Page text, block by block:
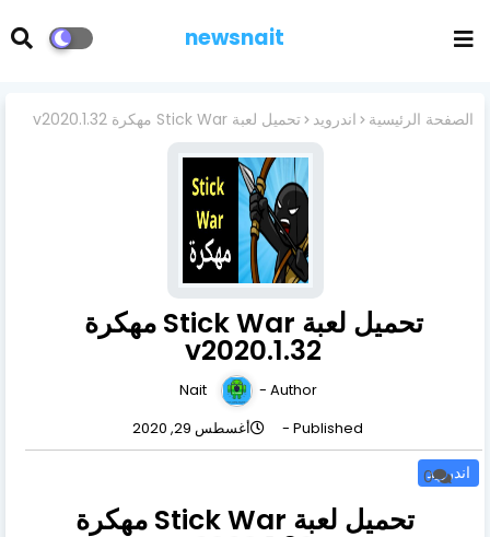
newsnait
الصفحة الرئيسية اندرويد تحميل لعبة Stick War مهكرة v2020.1.32
تحميل لعبة Stick War مهكرة
v2020.1.32
Author -
Nait
Published -
أغسطس 29, 2020
اندرويد0
تحميل لعبة Stick War مهكرة